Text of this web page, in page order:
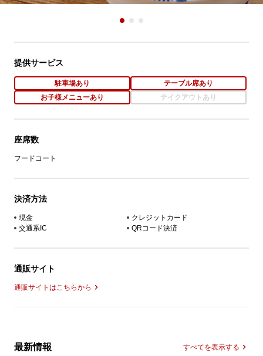
提供サービス
駐車場あり
テーブル席あり
お子様メニューあり
テイクアウトあり
座席数
フードコート
決済方法
現金
クレジットカード
交通系IC
QRコード決済
通販サイト
通販サイトはこちらから
最新情報 すべてを表示する